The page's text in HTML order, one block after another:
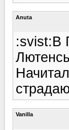
Anuta
:svist:В
Vanilla